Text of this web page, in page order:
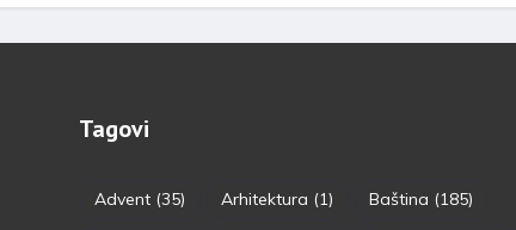
Tagovi
Advent(35) Arhitektura (1) Baština (185)